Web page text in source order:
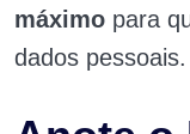
máximo para
dados pessoais.